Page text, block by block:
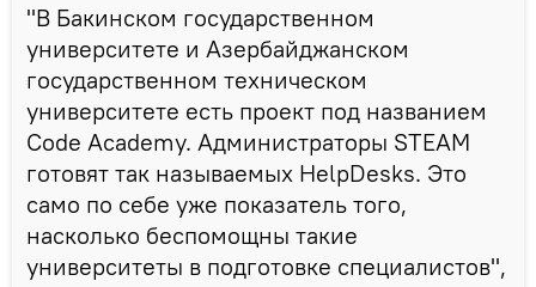
"В Бакинском государственном
университете и Азербайджанском
государственном техническом
университете есть проект под названием
Code Academy. Администраторы STEAM
готовят так называемых HelpDesks. Это
само по себе уже показатель того,
насколько беспомощны такие
университеты в подготовке специалистов",